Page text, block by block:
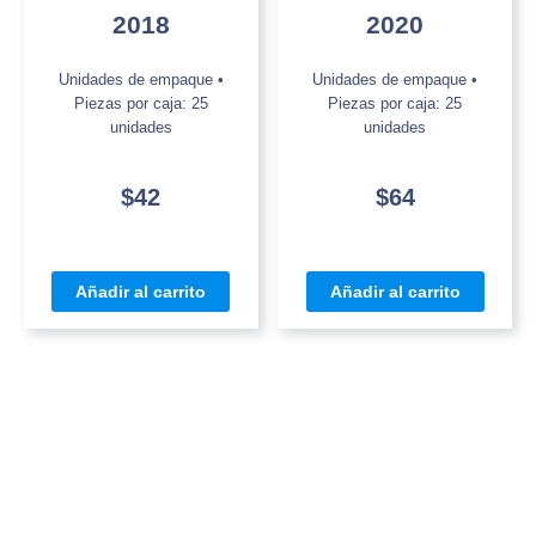
2018
Unidades de empaque •
Piezas por caja: 25
unidades
$42
Añadir al carrito
2020
Unidades de empaque •
Piezas por caja: 25
unidades
$64
Añadir al carrito